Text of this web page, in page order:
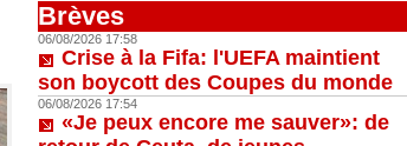
Brèves
06/08/2026 17:58
Crise à la Fifa: l'UEFA maintient
son boycott des Coupes du monde
06/08/2026 17:54
«Je peux encore me sauver»: de